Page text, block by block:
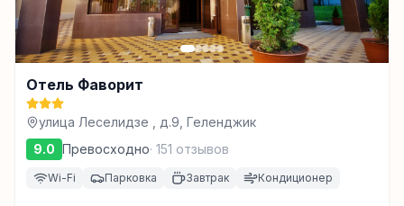
Отель Фаворит
улица Леселидзе , д.9, Геленджик
9.0 Превосходно· 151 отзывов
Wi-Fi Парковка Завтрак Кондиционер